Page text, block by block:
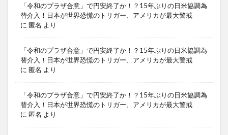
「令和のプラザ合意」で円安終了か！？15年ぶりの日米協調為
替介入！日本が世界恐慌のトリガー、アメリカが最大警戒
に 匿名 より
「令和のプラザ合意」で円安終了か！？15年ぶりの日米協調為
替介入！日本が世界恐慌のトリガー、アメリカが最大警戒
に 匿名 より
「令和のプラザ合意」で円安終了か！？15年ぶりの日米協調為
替介入！日本が世界恐慌のトリガー、アメリカが最大警戒
に 匿名 より